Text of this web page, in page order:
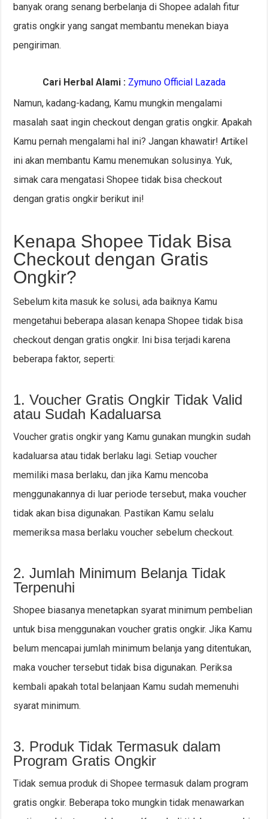
banyak orang senang berbelanja di Shopee adalah fitur
gratis ongkir yang sangat membantu menekan biaya
pengiriman.
Cari Herbal Alami : Zymuno Official Lazada
Namun, kadang-kadang, Kamu mungkin mengalami
masalah saat ingin checkout dengan gratis ongkir. Apakah
Kamu pernah mengalami hal ini? Jangan khawatir! Artikel
ini akan membantu Kamu menemukan solusinya. Yuk,
simak cara mengatasi Shopee tidak bisa checkout
dengan gratis ongkir berikut ini!
Kenapa Shopee Tidak Bisa
Checkout dengan Gratis
Ongkir?
Sebelum kita masuk ke solusi, ada baiknya Kamu
mengetahui beberapa alasan kenapa Shopee tidak bisa
checkout dengan gratis ongkir. Ini bisa terjadi karena
beberapa faktor, seperti:
1. Voucher Gratis Ongkir Tidak Valid
atau Sudah Kadaluarsa
Voucher gratis ongkir yang Kamu gunakan mungkin sudah
kadaluarsa atau tidak berlaku lagi. Setiap voucher
memiliki masa berlaku, dan jika Kamu mencoba
menggunakannya di luar periode tersebut, maka voucher
tidak akan bisa digunakan. Pastikan Kamu selalu
memeriksa masa berlaku voucher sebelum checkout.
2. Jumlah Minimum Belanja Tidak
Terpenuhi
Shopee biasanya menetapkan syarat minimum pembelian
untuk bisa menggunakan voucher gratis ongkir. Jika Kamu
belum mencapai jumlah minimum belanja yang ditentukan,
maka voucher tersebut tidak bisa digunakan. Periksa
kembali apakah total belanjaan Kamu sudah memenuhi
syarat minimum.
3. Produk Tidak Termasuk dalam
Program Gratis Ongkir
Tidak semua produk di Shopee termasuk dalam program
gratis ongkir. Beberapa toko mungkin tidak menawarkan